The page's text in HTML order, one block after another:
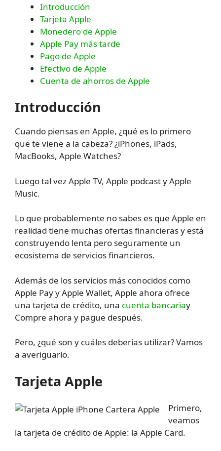
Introducción
Tarjeta Apple
Monedero de Apple
Apple Pay más tarde
Pago de Apple
Efectivo de Apple
Cuenta de ahorros de Apple
Introducción
Cuando piensas en Apple, ¿qué es lo primero
que te viene a la cabeza? ¿iPhones, iPads,
MacBooks, Apple Watches?
Luego tal vez Apple TV, Apple podcast y Apple
Music.
Lo que probablemente no sabes es que Apple en
realidad tiene muchas ofertas financieras y está
construyendo lenta pero seguramente un
ecosistema de servicios financieros.
Además de los servicios más conocidos como
Apple Pay y Apple Wallet, Apple ahora ofrece
una tarjeta de crédito, una cuenta bancariay
Compre ahora y pague después.
Pero, ¿qué son y cuáles deberías utilizar? Vamos
a averiguarlo.
Tarjeta Apple
Primero,
veamos
la tarjeta de crédito de Apple: la Apple Card.